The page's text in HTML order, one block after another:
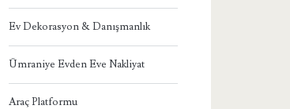
Ev Dekorasyon & Danışmanlık
Ümraniye Evden Eve Nakliyat
Araç Platformu